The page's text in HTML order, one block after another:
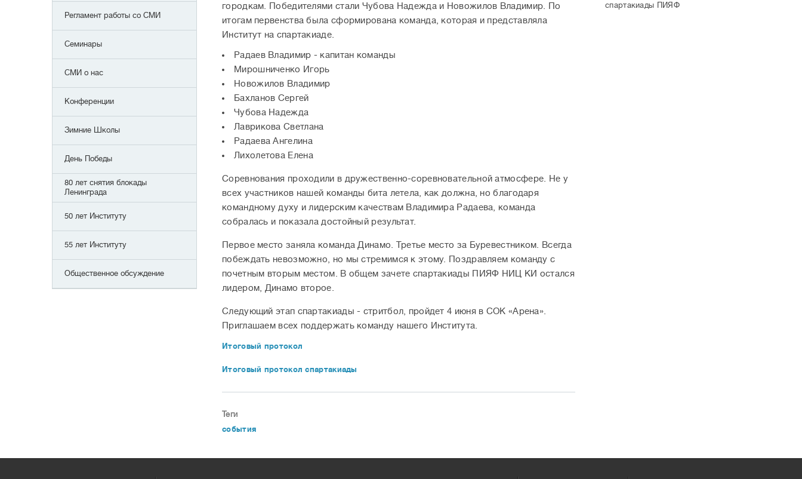
Регламент работы со СМИ
Семинары
СМИ о нас
Конференции
Зимние Школы
День Победы
80 лет снятия блокады
Ленинграда
50 лет Институту
55 лет Институту
Общественное обсуждение
спартакиады ПИЯФ
городкам. Победителями стали Чубова Надежда и Новожилов Владимир. По
итогам первенства была сформирована команда, которая и представляла
Институт на спартакиаде.
Радаев Владимир - капитан команды
Мирошниченко Игорь
Новожилов Владимир
Бахланов Сергей
Чубова Надежда
Лаврикова Светлана
Радаева Ангелина
Лихолетова Елена
Соревнования проходили в дружественно-соревновательной атмосфере. Не у
всех участников нашей команды бита летела, как должна, но благодаря
командному духу и лидерским качествам Владимира Радаева, команда
собралась и показала достойный результат.
Первое место заняла команда Динамо. Третье место за Буревестником. Всегда
побеждать невозможно, но мы стремимся к этому. Поздравляем команду с
почетным вторым местом. В общем зачете спартакиады ПИЯФ НИЦ КИ остался
лидером, Динамо второе.
Следующий этап спартакиады - стритбол, пройдет 4 июня в СОК «Арена».
Приглашаем всех поддержать команду нашего Института.
Итоговый протокол
Итоговый протокол спартакиады
Теги
события